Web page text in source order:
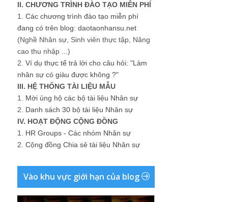
II. CHƯƠNG TRÌNH ĐÀO TẠO MIỄN PHÍ
1. Các chương trình đào tạo miễn phí
đang có trên blog: daotaonhansu.net
(Nghề Nhân sự, Sinh viên thực tập, Nâng
cao thu nhập ...)
2. Ví dụ thực tế trả lời cho câu hỏi: "Làm
nhân sự có giàu được không ?"
III. HỆ THỐNG TÀI LIỆU MẪU
1. Mời ủng hộ các bộ tài liệu Nhân sự
2. Danh sách 30 bộ tài liệu Nhân sự
IV. HOẠT ĐỘNG CỘNG ĐỒNG
1. HR Groups - Các nhóm Nhân sự
2. Cộng đồng Chia sẻ tài liệu Nhân sự
Vào khu vực giới hạn của blog